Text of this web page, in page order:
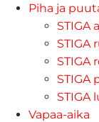
Piha ja
STIGA
STIGA
STIGA
STIGA
Vapaa-aika